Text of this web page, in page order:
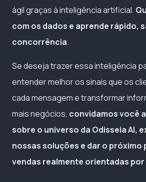
ágil graças à inteligência artificial.
com os dados e aprende rápido,
concorrência.
Se deseja trazer essa inteligência
entender melhor os sinais que os
cada mensagem e transformar
mais negócios, convidamos você
sobre o universo da Odisseia AI,
nossas soluções e dar o próximo
vendas realmente orientadas por